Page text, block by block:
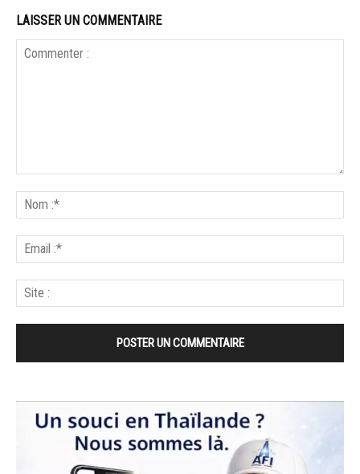
LAISSER UN COMMENTAIRE